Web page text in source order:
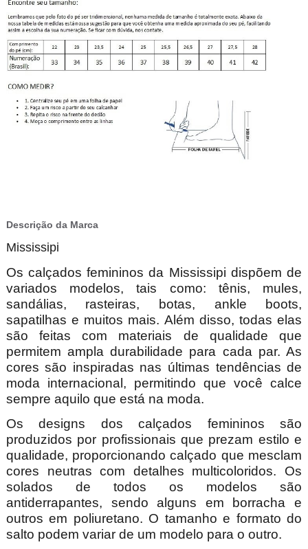
Descrição da Marca
Mississipi
Os calçados femininos da Mississipi dispõem de
variados modelos, tais como: tênis, mules,
sandálias, rasteiras, botas, ankle boots,
sapatilhas e muitos mais. Além disso, todas elas
são feitas com materiais de qualidade que
permitem ampla durabilidade para cada par. As
cores são inspiradas nas últimas tendências de
moda internacional, permitindo que você calce
sempre aquilo que está na moda.
Os designs dos calçados femininos são
produzidos por profissionais que prezam estilo e
qualidade, proporcionando calçado que mesclam
cores neutras com detalhes multicoloridos. Os
solados de todos os modelos são
antiderrapantes, sendo alguns em borracha e
outros em poliuretano. O tamanho e formato do
salto podem variar de um modelo para o outro.